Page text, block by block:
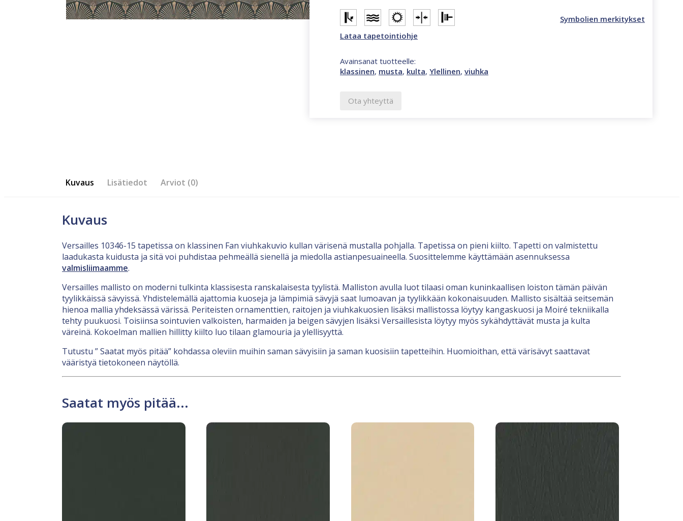
määrä
Symbolien merkitykset
Lataa tapetointiohje
Avainsanat tuotteelle:
klassinen, musta, kulta, Ylellinen, viuhka
Ota yhteyttä
Kuvaus Lisätiedot Arviot (0)
Kuvaus
Versailles 10346-15 tapetissa on klassinen Fan viuhkakuvio kullan värisenä mustalla pohjalla. Tapetissa on pieni kiilto. Tapetti on valmistettu
laadukasta kuidusta ja sitä voi puhdistaa pehmeällä sienellä ja miedolla astianpesuaineella. Suosittelemme käyttämään asennuksessa
valmisliimaamme.
Versailles mallisto on moderni tulkinta klassisesta ranskalaisesta tyylistä. Malliston avulla luot tilaasi oman kuninkaallisen loiston tämän päivän
tyylikkäissä sävyissä. Yhdistelemällä ajattomia kuoseja ja lämpimiä sävyjä saat lumoavan ja tyylikkään kokonaisuuden. Mallisto sisältää seitsemän
hienoa mallia yhdeksässä värissä. Periteisten ornamenttien, raitojen ja viuhkakuosien lisäksi mallistossa löytyy kangaskuosi ja Moiré tekniikalla
tehty puukuosi. Toisiinsa sointuvien valkoisten, harmaiden ja beigen sävyjen lisäksi Versaillesista löytyy myös sykähdyttävät musta ja kulta
väreinä. Kokoelman mallien hillitty kiilto luo tilaan glamouria ja ylellisyyttä.
Tutustu ” Saatat myös pitää” kohdassa oleviin muihin saman sävyisiin ja saman kuosisiin tapetteihin. Huomioithan, että värisävyt saattavat
vääristyä tietokoneen näytöllä.
Saatat myös pitää...